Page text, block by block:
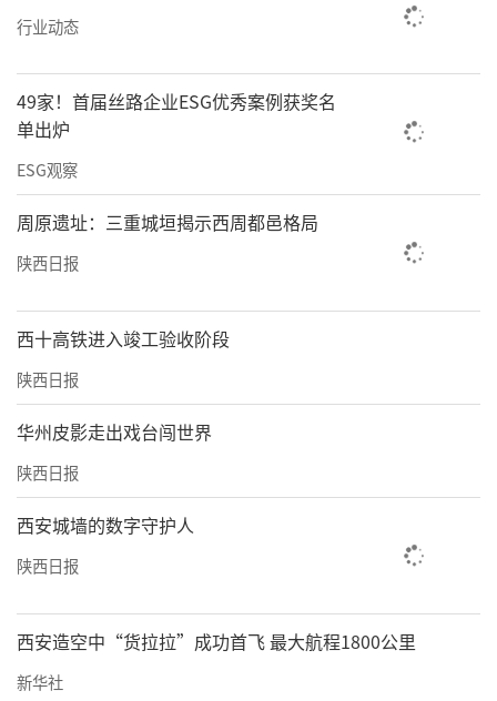
行业动态
49家！首届丝路企业ESG优秀案例获奖名
单出炉
ESG观察
周原遗址：三重城垣揭示西周都邑格局
陕西日报
西十高铁进入竣工验收阶段
陕西日报
华州皮影走出戏台闯世界
陕西日报
西安城墙的数字守护人
陕西日报
西安造空中“货拉拉”成功首飞 最大航程1800公里
新华社